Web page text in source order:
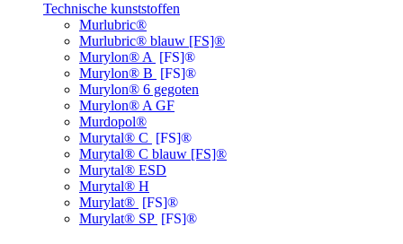
Technische kunststoffen
Murlubric®
Murlubric® blauw [FS]®
Murylon® A [FS]®
Murylon® B [FS]®
Murylon® 6 gegoten
Murylon® A GF
Murdopol®
Murytal® C [FS]®
Murytal® C blauw [FS]®
Murytal® ESD
Murytal® H
Murylat® [FS]®
Murylat® SP [FS]®